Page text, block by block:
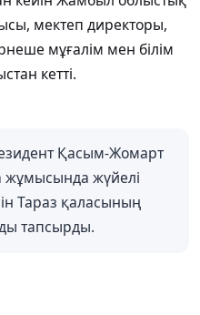
мектеп директоры,
мұғалім мен білім
кетті.
Қасым-Жомарт
жүйелі
Тараз қаласының
тапсырды.